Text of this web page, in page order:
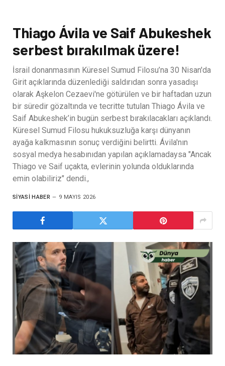
Thiago Ávila ve Saif Abukeshek
serbest bırakılmak üzere!
İsrail donanmasının Küresel Sumud Filosu’na 30 Nisan'da
Girit açıklarında düzenlediği saldırıdan sonra yasadışı
olarak Aşkelon Cezaevi'ne götürülen ve bir haftadan uzun
bir süredir gözaltında ve tecritte tutulan Thiago Ávila ve
Saif Abukeshek’in bugün serbest bırakılacakları açıklandı.
Küresel Sumud Filosu hukuksuzluğa karşı dünyanın
ayağa kalkmasının sonuç verdiğini belirtti. Ávila'nın
sosyal medya hesabınıdan yapılan açıklamadaysa "Ancak
Thiago ve Saif uçakta, evlerinin yolunda olduklarında
emin olabiliriz" dendi.,
SIYASI HABER 9 MAYIS 2026